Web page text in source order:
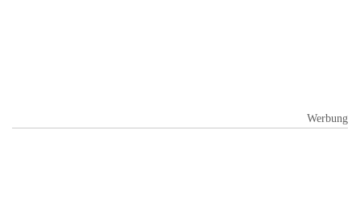
Werbung